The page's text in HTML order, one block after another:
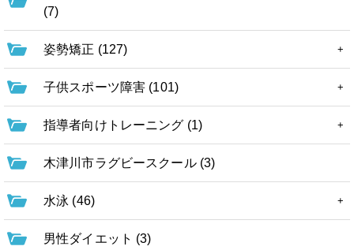
(7)
姿勢矯正 (127)
子供スポーツ障害 (101)
指導者向けトレーニング (1)
木津川市ラグビースクール (3)
水泳 (46)
男性ダイエット (3)